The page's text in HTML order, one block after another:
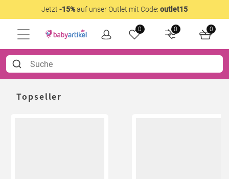
Jetzt -15%auf unser Outlet mit Code: outlet15
0 0 0
Topseller